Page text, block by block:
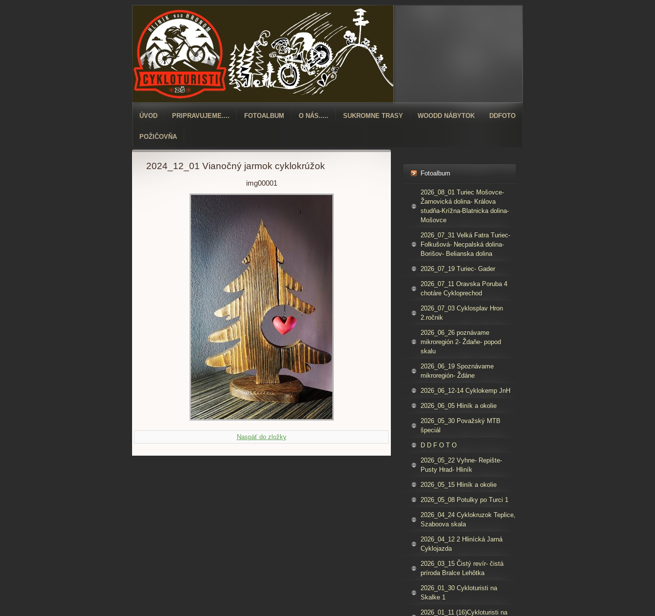
ÚVOD PRIPRAVUJEME.... FOTOALBUM O NÁS..... SUKROMNE TRASY WOODD NÁBYTOK DDFOTO
POŽIČOVŇA
2024_12_01 Vianočný jarmok cyklokrúžok
img00001
Naspäť do zložky
Fotoalbum
2026_08_01 Turiec Mošovce-
Žarnovická dolina- Králova
studňa-Krížna-Blatnicka dolina-
Mošovce
2026_07_31 Velká Fatra Turiec-
Folkušová- Necpalská dolina-
Borišov- Belianska dolina
2026_07_19 Turiec- Gader
2026_07_11 Oravska Poruba 4
chotáre Cykloprechod
2026_07_03 Cyklosplav Hron
2.ročnik
2026_06_26 poznávame
mikroregión 2- Ždaňe- popod
skalu
2026_06_19 Spoznávame
mikroregión- Ždáne
2026_06_12-14 Cyklokemp JnH
2026_06_05 Hliník a okolie
2026_05_30 Považský MTB
špeciál
D D F O T O
2026_05_22 Vyhne- Repište-
Pusty Hrad- Hliník
2026_05_15 Hliník a okolie
2026_05_08 Potulky po Turci 1
2026_04_24 Cyklokruzok Teplice,
Szaboova skala
2026_04_12 2 Hlinícká Jarná
Cyklojazda
2026_03_15 Čistý revír- čistá
príroda Bralce Lehôtka
2026_01_30 Cykloturisti na
Skalke 1
2026_01_11 (16)Cykloturisti na